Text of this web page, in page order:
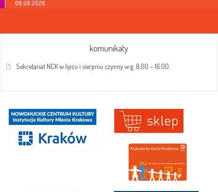
08.08.2026
komunikaty
Sekretariat NCK w lipcu i sierpniu czynny w g. 8.00 – 16.00.